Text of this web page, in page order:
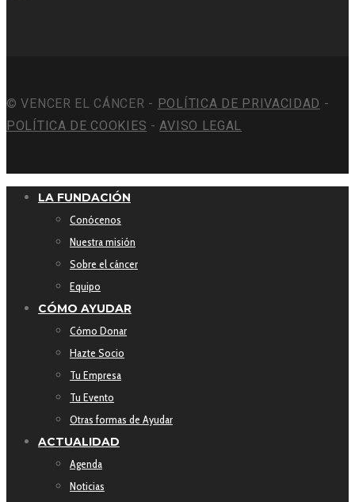
© VENCER EL CÁNCER - POLÍTICA DE PRIVACIDAD -
POLÍTICA DE COOKIES -AVISO LEGAL
LA FUNDACIÓN
Conócenos
Nuestra misión
Sobre el cáncer
Equipo
CÓMO AYUDAR
Cómo Donar
Hazte Socio
Tu Empresa
Tu Evento
Otras formas de Ayudar
ACTUALIDAD
Agenda
Noticias